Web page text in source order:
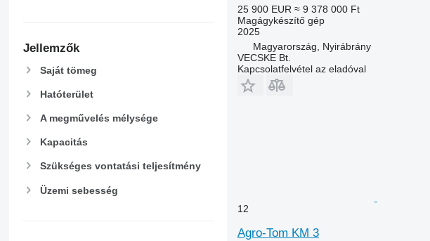
Jellemzők
Saját tömeg
Hatóterület
A megművelés mélysége
Kapacitás
Szükséges vontatási teljesítmény
Üzemi sebesség
25 900 EUR ≈ 9 378 000 Ft
Magágykészítő gép
2025
Magyarország, Nyirábrány
VECSKE Bt.
Kapcsolatfelvétel az eladóval
12
Agro-Tom KM 3